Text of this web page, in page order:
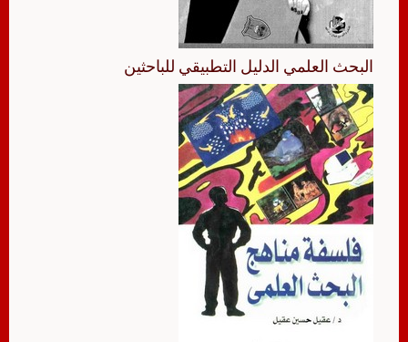
البحث العلمي الدليل التطبيقي للباحثين